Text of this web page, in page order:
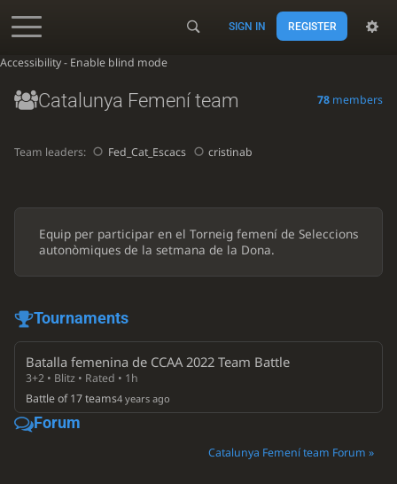
Accessibility - Enable blind mode
SIGN IN REGISTER
Catalunya Femení team 78 members
Team leaders: Fed_Cat_Escacs cristinab
Equip per participar en el Torneig femení de Seleccions
autonòmiques de la setmana de la Dona.
Tournaments
Batalla femenina de CCAA 2022 Team Battle
3+2 • Blitz • Rated • 1h
Battle of 17 teams4 years ago
Forum
Catalunya Femení team Forum »